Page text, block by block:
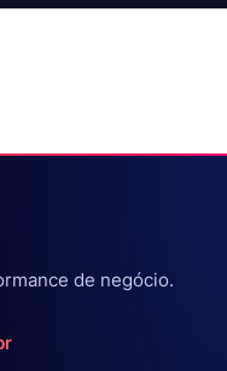
de negócio.